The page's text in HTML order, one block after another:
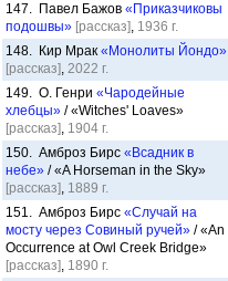
147. Павел Бажов «Приказчиковы
подошвы» [рассказ], 1936 г.
148. Кир Мрак «Монолиты Йондо»
[рассказ], 2022 г.
149. О. Генри «Чародейные
хлебцы» / «Witches' Loaves»
[рассказ], 1904 г.
150. Амброз Бирс «Всадник в
небе» / «A Horseman in the Sky»
[рассказ], 1889 г.
151. Амброз Бирс «Случай на
мосту через Совиный ручей» / «An
Occurrence at Owl Creek Bridge»
[рассказ], 1890 г.